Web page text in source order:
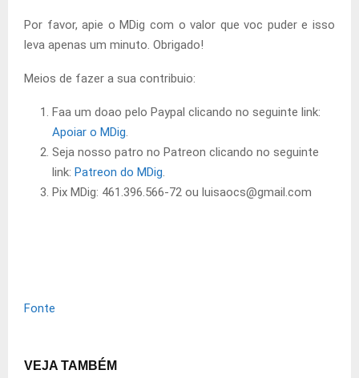
Por favor, apie o MDig com o valor que voc puder e isso
leva apenas um minuto. Obrigado!
Meios de fazer a sua contribuio:
Faa um doao pelo Paypal clicando no seguinte link:
Apoiar o MDig.
Seja nosso patro no Patreon clicando no seguinte
link: Patreon do MDig.
Pix MDig: 461.396.566-72 ou luisaocs@gmail.com
Fonte
VEJA TAMBÉM